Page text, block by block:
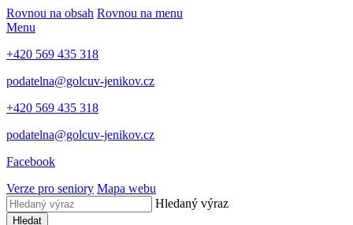
Rovnou na obsah Rovnou na menu
Menu
+420 569 435 318
podatelna@golcuv-jenikov.cz
+420 569 435 318
podatelna@golcuv-jenikov.cz
Facebook
Verze pro seniory Mapa webu
Hledaný výraz
Hledat